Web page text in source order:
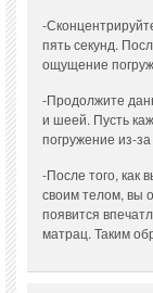
-
пять секунд.
ощущение
-Продолжите
и шеей. Пусть
погружение из-
-После того, как
своим телом, вы
появится
матрац. Таким